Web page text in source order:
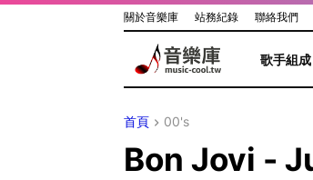
關於音樂庫 站務紀錄 聯絡我們
歌手組成
首頁 00's
Bon Jovi -